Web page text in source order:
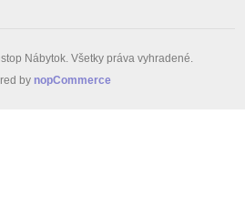
Nábytok. Všetky práva vyhradené.
by nopCommerce